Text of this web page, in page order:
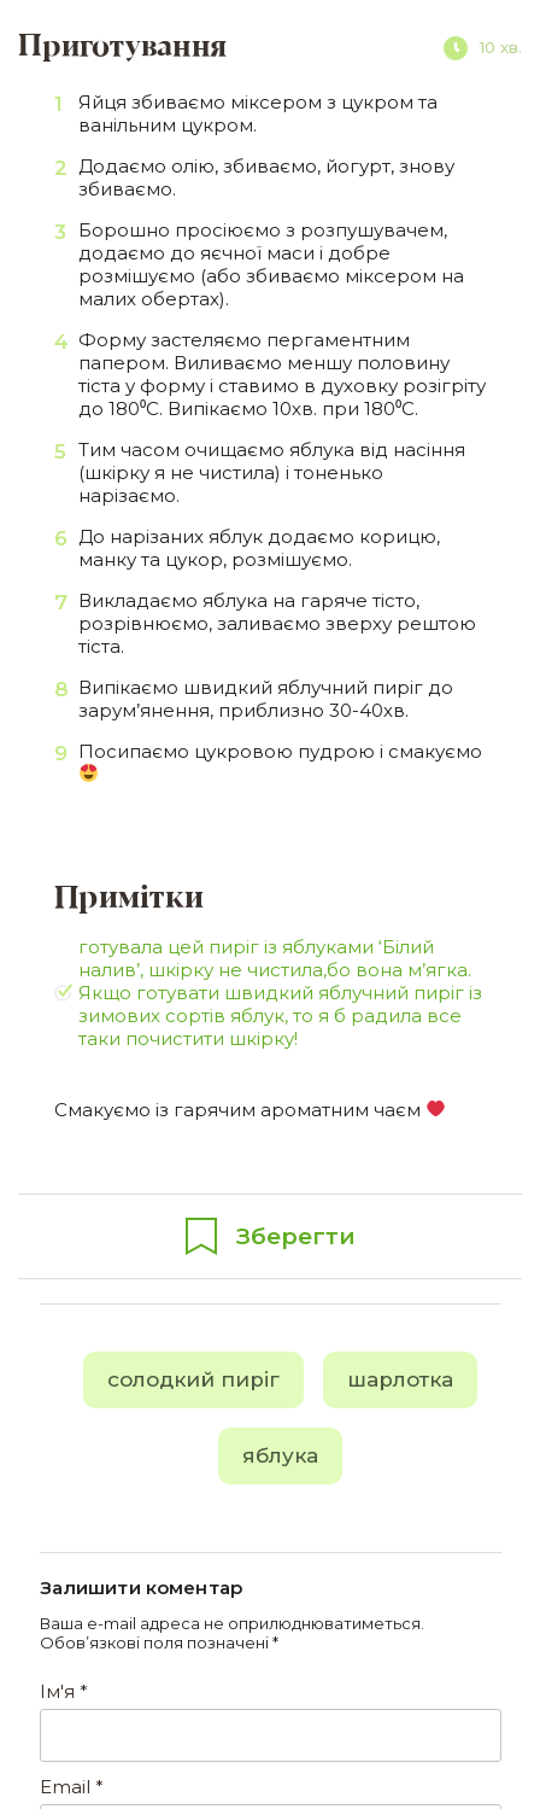
Приготування 10 хв.
Яйця збиваємо міксером з цукром та
ванільним цукром.
Додаємо олію, збиваємо, йогурт, знову
збиваємо.
Борошно просіюємо з розпушувачем,
додаємо до яєчної маси і добре
розмішуємо (або збиваємо міксером на
малих обертах).
Форму застеляємо пергаментним
папером. Виливаємо меншу половину
тіста у форму і ставимо в духовку розігріту
до 180⁰С. Випікаємо 10хв. при 180⁰С.
Тим часом очищаємо яблука від насіння
(шкірку я не чистила) і тоненько
нарізаємо.
До нарізаних яблук додаємо корицю,
манку та цукор, розмішуємо.
Викладаємо яблука на гаряче тісто,
розрівнюємо, заливаємо зверху рештою
тіста.
Випікаємо швидкий яблучний пиріг до
зарум’янення, приблизно 30-40хв.
Посипаємо цукровою пудрою і смакуємо
Примітки
готувала цей пиріг із яблуками ‘Білий
налив’, шкірку не чистила,бо вона м’ягка.
Якщо готувати швидкий яблучний пиріг із
зимових сортів яблук, то я б радила все
таки почистити шкірку!
Смакуємо із гарячим ароматним чаєм
Зберегти
солодкий пиріг шарлотка
яблука
Залишити коментар
Ваша e-mail адреса не оприлюднюватиметься.
Обов’язкові поля позначені*
Ім'я *
Email *